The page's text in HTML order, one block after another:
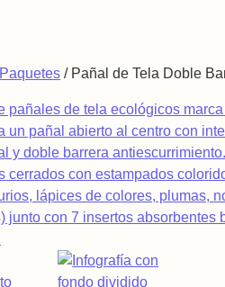
Paquetes / Pañal de Tela Doble